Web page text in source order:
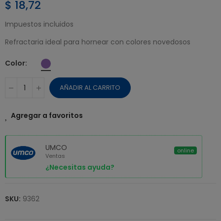
$ 18,72
Impuestos incluidos
Refractaria ideal para hornear con colores novedosos
Color
AÑADIR AL CARRITO
Agregar a favoritos
UMCO
Ventas
¿Necesitas ayuda?
online
SKU: 9362